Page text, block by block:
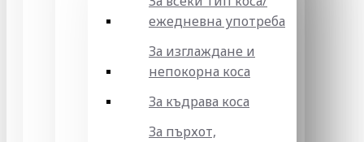
ежедневна употреба
За изглаждане и
непокорна коса
За къдрава коса
За пърхот,